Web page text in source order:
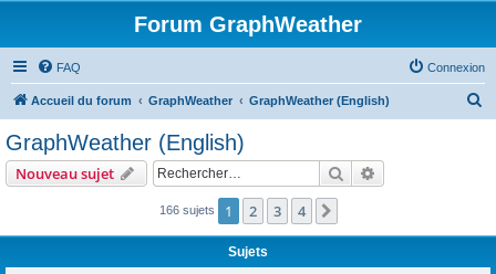
Forum GraphWeather
FAQ Connexion
Accueil du forum GraphWeather GraphWeather (English)
GraphWeather (English)
Nouveau sujet Rechercher
166 sujets 1 2 3 4
Sujets